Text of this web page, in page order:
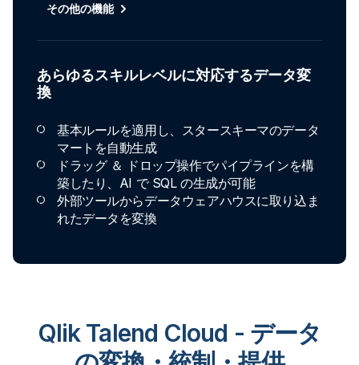
その他の機能
あらゆるスキルレベルに対応するデータ変
換
基本ルールを適用し、スタースキーマのデータ
マートを自動生成
ドラッグ ＆ ドロップ操作でパイプラインを構
築したり、AI で SQL の生成が可能
外部ツールからデータウェアハウスに取り込ま
れたデータを変換
Qlik Talend Cloud - データ